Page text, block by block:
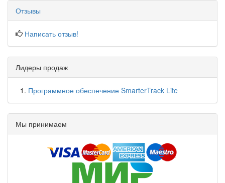
Отзывы
Написать отзыв!
Лидеры продаж
Программное обеспечение SmarterTrack Lite
Мы принимаем